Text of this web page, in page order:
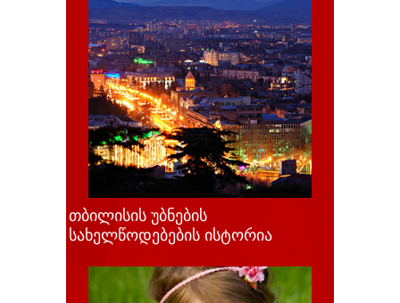
თბილისის უბნების
სახელწოდებების ისტორია